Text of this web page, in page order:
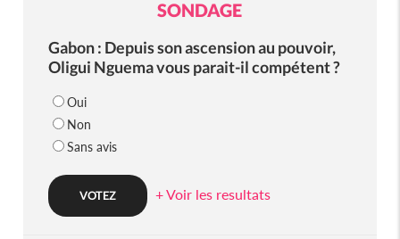
SONDAGE
Gabon : Depuis son ascension au pouvoir,
Oligui Nguema vous parait-il compétent ?
Oui
Non
Sans avis
+ Voir les resultats